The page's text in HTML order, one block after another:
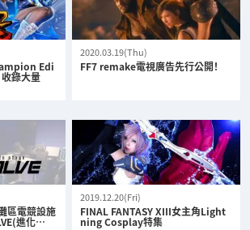
Edi
錄大量
2020.03.19(Thu)
FF7 remake電視廣告先行公開！
區電競設施
進化…
2019.12.20(Fri)
FINAL FANTASY XIII女主角Light
ning Cosplay特集